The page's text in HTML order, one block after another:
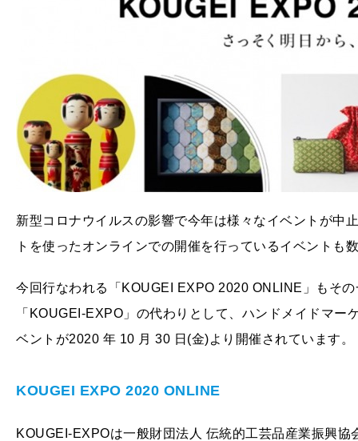
新型コロナウイルスの影響で今年は様々なイベントが中
トを使ったオンラインでの開催を行っているイベントも
今回行なわれる
「KOUGEI EXPO 2020 ONLINE」もそ
「KOUGEI-EXPO」の代わりとして、ハンドメイドマ
ベントが2020 年 10 月 30 日(金)より開催されています。
KOUGEI EXPO 2020 ONLINE
KOUGEI-EXPOは一般財団法人 伝統的工芸品産業振興